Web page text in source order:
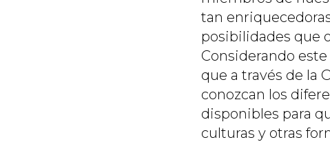
tan
posibilidades que
Considerando
que a través de la
conozcan los
disponibles para
culturas y otras